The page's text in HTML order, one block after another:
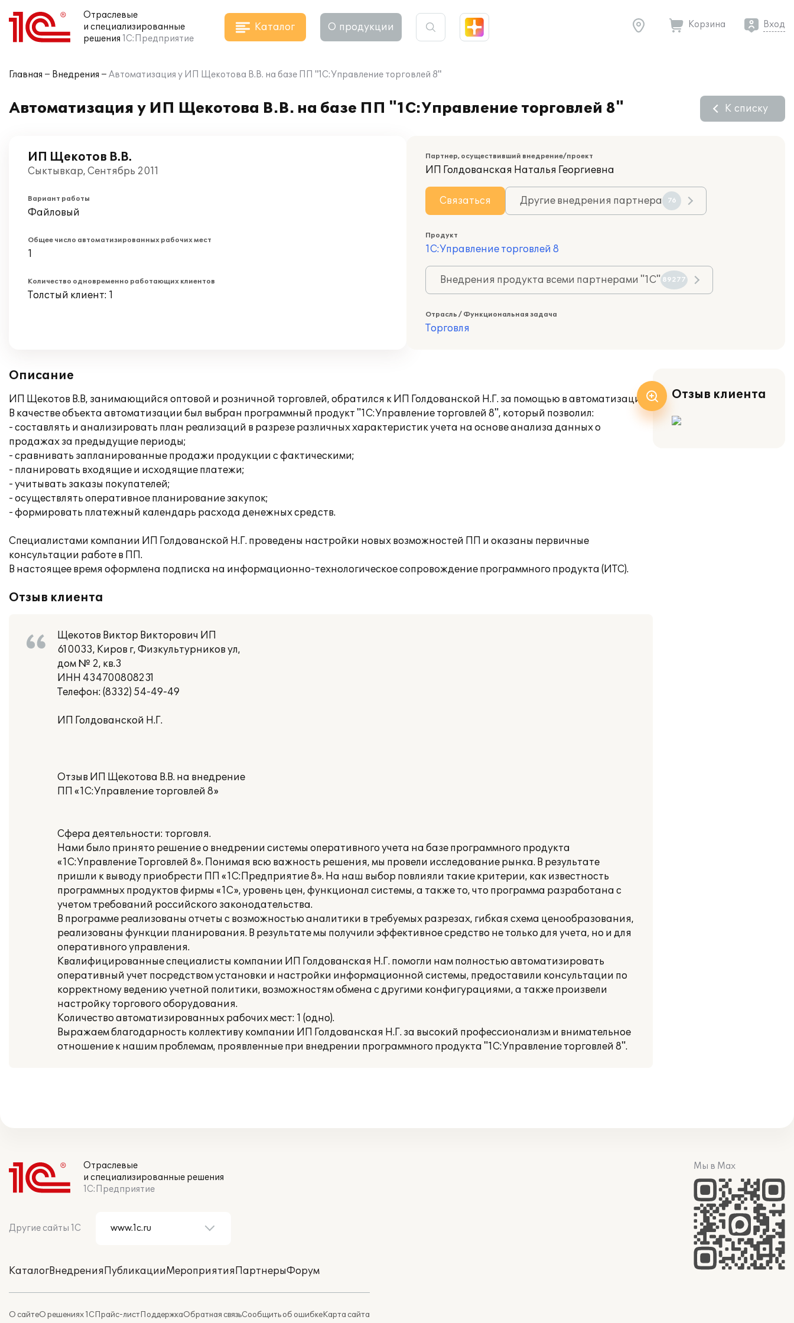
Отраслевые
и специализированные
решения 1С:Предприятие
Каталог О продукции Корзина Вход
Главная Внедрения Автоматизация у ИП Щекотова В.В. на базе ПП "1С:Управление торговлей 8"
Автоматизация у ИП Щекотова В.В. на базе ПП "1С:Управление торговлей 8" К списку
ИП Щекотов В.В.
Сыктывкар, Сентябрь 2011
Вариант работы
Файловый
Общее число автоматизированных рабочих мест
1
Количество одновременно работающих клиентов
Толстый клиент: 1
Партнер, осуществивший внедрение/проект
ИП Голдованская Наталья Георгиевна
Связаться Другие внедрения партнера 76
Продукт
1С:Управление торговлей 8
Внедрения продукта всеми партнерами "1С" 89277
Отрасль / Функциональная задача
Торговля
Описание
ИП Щекотов В.В, занимающийся оптовой и розничной торговлей, обратился к ИП Голдованской Н.Г. за помощью в автоматизации.
В качестве объекта автоматизации был выбран программный продукт "1С:Управление торговлей 8", который позволил:
- составлять и анализировать план реализаций в разрезе различных характеристик учета на основе анализа данных о
продажах за предыдущие периоды;
- сравнивать запланированные продажи продукции с фактическими;
- планировать входящие и исходящие платежи;
- учитывать заказы покупателей;
- осуществлять оперативное планирование закупок;
- формировать платежный календарь расхода денежных средств.
Специалистами компании ИП Голдованской Н.Г. проведены настройки новых возможностей ПП и оказаны первичные
консультации работе в ПП.
В настоящее время оформлена подписка на информационно-технологическое сопровождение программного продукта (ИТС).
Отзыв клиента
Щекотов Виктор Викторович ИП
610033, Киров г, Физкультурников ул,
дом № 2, кв.3
ИНН 434700808231
Телефон: (8332) 54-49-49
ИП Голдованской Н.Г.
Отзыв ИП Щекотова В.В. на внедрение
ПП «1С:Управление торговлей 8»
Сфера деятельности: торговля.
Нами было принято решение о внедрении системы оперативного учета на базе программного продукта
«1С:Управление Торговлей 8». Понимая всю важность решения, мы провели исследование рынка. В результате
пришли к выводу приобрести ПП «1С:Предприятие 8». На наш выбор повлияли такие критерии, как известность
программных продуктов фирмы «1С», уровень цен, функционал системы, а также то, что программа разработана с
учетом требований российского законодательства.
В программе реализованы отчеты с возможностью аналитики в требуемых разрезах, гибкая схема ценообразования,
реализованы функции планирования. В результате мы получили эффективное средство не только для учета, но и для
оперативного управления.
Квалифицированные специалисты компании ИП Голдованская Н.Г. помогли нам полностью автоматизировать
оперативный учет посредством установки и настройки информационной системы, предоставили консультации по
корректному ведению учетной политики, возможностям обмена с другими конфигурациями, а также произвели
настройку торгового оборудования.
Количество автоматизированных рабочих мест: 1 (одно).
Выражаем благодарность коллективу компании ИП Голдованская Н.Г. за высокий профессионализм и внимательное
отношение к нашим проблемам, проявленные при внедрении программного продукта "1С:Управление торговлей 8".
Отзыв клиента
Отраслевые
и специализированные решения
1С:Предприятие
Другие сайты 1С
КаталогВнедренияПубликацииМероприятияПартнерыФорум
О сайтеО решениях 1СПрайс-листПоддержкаОбратная связьСообщить об ошибкеКарта сайта
Мы в Max